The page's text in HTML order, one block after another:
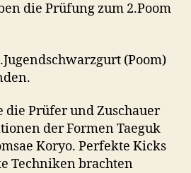
die Prüfung zum 2.Poom
(Poom)
die Prüfer und Zuschauer
der Formen Taeguk
Koryo. Perfekte Kicks
Techniken brachten